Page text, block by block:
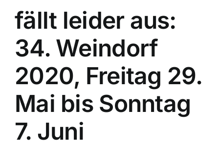
fällt leider aus:
34. Weindorf
2020, Freitag 29.
Mai bis Sonntag
7. Juni